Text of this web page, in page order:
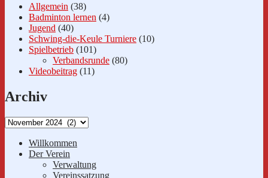
Allgemein (38)
Badminton lernen (4)
Jugend (40)
Schwing-die-Keule Turniere (10)
Spielbetrieb (101)
Verbandsrunde (80)
Videobeitrag (11)
Archiv
Archiv
Willkommen
Der Verein
Verwaltung
Vereinssatzung